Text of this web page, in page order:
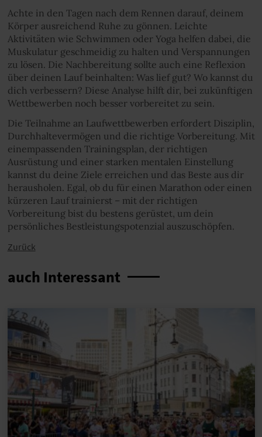
Achte in den Tagen nach dem Rennen darauf, deinem
Körper ausreichend Ruhe zu gönnen. Leichte
Aktivitäten wie Schwimmen oder Yoga helfen dabei, die
Muskulatur geschmeidig zu halten und Verspannungen
zu lösen. Die Nachbereitung sollte auch eine Reflexion
über deinen Lauf beinhalten: Was lief gut? Wo kannst du
dich verbessern? Diese Analyse hilft dir, bei zukünftigen
Wettbewerben noch besser vorbereitet zu sein.
Die Teilnahme an Laufwettbewerben erfordert Disziplin,
Durchhaltevermögen und die richtige Vorbereitung. Mit
einempassenden Trainingsplan, der richtigen
Ausrüstung und einer starken mentalen Einstellung
kannst du deine Ziele erreichen und das Beste aus dir
herausholen. Egal, ob du für einen Marathon oder einen
kürzeren Lauf trainierst – mit der richtigen
Vorbereitung bist du bestens gerüstet, um dein
persönliches Bestleistungspotenzial auszuschöpfen.
Zurück
auch Interessant